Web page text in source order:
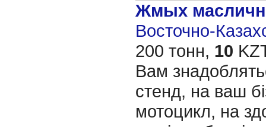
Жмых
Восточно-
200 тонн, 10
Вам
стенд, на ваш
мотоцикл, на